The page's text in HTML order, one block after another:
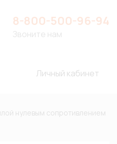
8-800-500-96-94
Звоните нам
Личный кабинет
нулевым сопротивлением